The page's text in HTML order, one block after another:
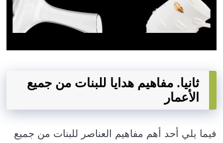
ثانيا. مفاهيم هدايا للبنات من جميع
الأعمار
فيما يلي أحد أهم مفاهيم العناصر للبنات من جميع